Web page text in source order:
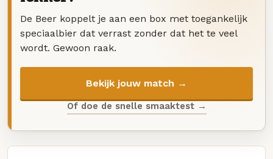
De Beer koppelt je aan een box met toegankelijk
speciaalbier dat verrast zonder dat het te veel
wordt. Gewoon raak.
Bekijk jouw match →
Of doe de snelle smaaktest →